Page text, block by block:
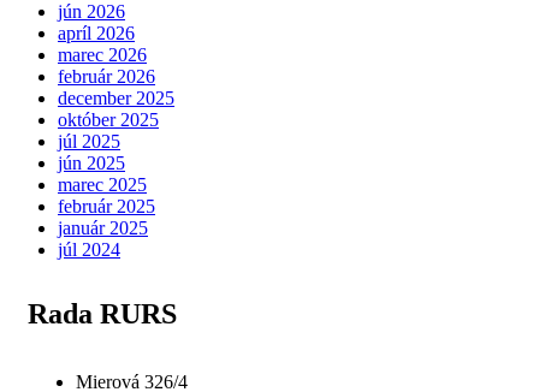
jún 2026
apríl 2026
marec 2026
február 2026
december 2025
október 2025
júl 2025
jún 2025
marec 2025
február 2025
január 2025
júl 2024
Rada RURS
Mierová 326/4